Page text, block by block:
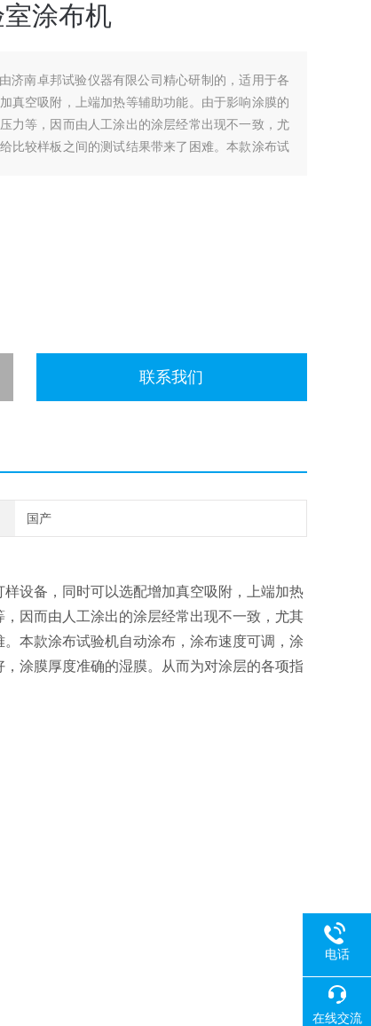
涂布机
济南卓邦试验仪器有限公司精心研制的，适用于各
真空吸附，上端加热等辅助功能。由于影响涂膜的
力等，因而由人工涂出的涂层经常出现不一致，尤
比较样板之间的测试结果带来了困难。本款涂布试
联系我们
国产
设备，同时可以选配增加真空吸附，上端加热
因而由人工涂出的涂层经常出现不一致，尤其
本款涂布试验机自动涂布，涂布速度可调，涂
涂膜厚度准确的湿膜。从而为对涂层的各项指
电话
在线交流